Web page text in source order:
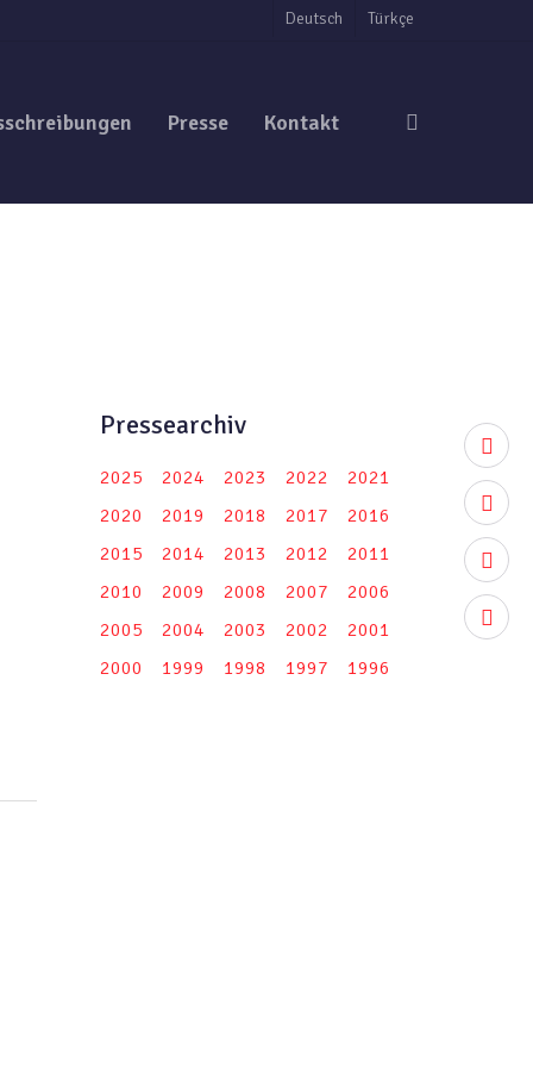
twitter
Deutsch Türkçe
Presse Kontakt
Pressearchiv
2025 2024 2023 2022
2021
2020
2019 2018 2017
2016
2015
2014 2013 2012
2011
2010
2009 2008 2007
2006
2005
2004 2003 2002
2001
2000
1999 1998 1997 1996